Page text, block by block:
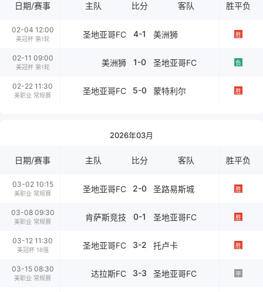
日期/赛事 主队 比分 客队 胜平负
02-04 12:00
美冠杯 第1轮 圣地亚哥FC 4-1 美洲狮 胜
02-11 09:00
美冠杯 第1轮 美洲狮 1-0 圣地亚哥FC 负
02-22 11:30
美职业 常规赛 圣地亚哥FC 5-0 蒙特利尔 胜
2026年03月
日期/赛事 主队 比分 客队 胜平负
03-02 10:15
美职业 常规赛 圣地亚哥FC 2-0 圣路易斯城 胜
03-08 09:30
美职业 常规赛 肯萨斯竞技 0-1 圣地亚哥FC 胜
03-12 11:30
美冠杯 16强 圣地亚哥FC 3-2 托卢卡 胜
03-15 08:30
美职业 常规赛 达拉斯FC 3-3 圣地亚哥FC 平